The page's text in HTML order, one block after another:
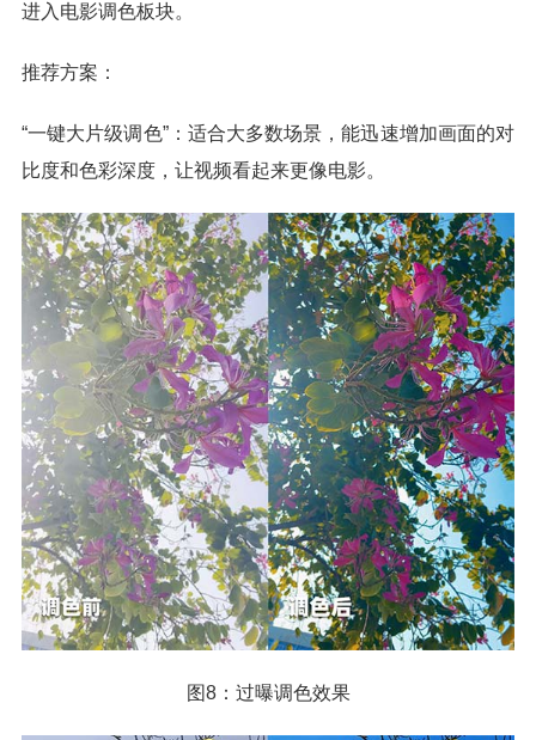
进入电影调色板块。
推荐方案：
“一键大片级调色”：适合大多数场景，能迅速增加画面的对
比度和色彩深度，让视频看起来更像电影。
图8：过曝调色效果